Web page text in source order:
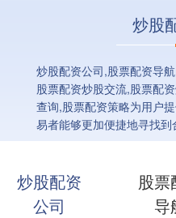
炒股
炒股配资公司,股票配资导
股票配资炒股交流,股票配
查询,股票配资策略为用户
易者能够更加便捷地寻找到
炒股配资
公司
股票
导